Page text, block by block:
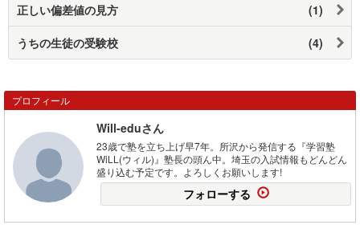
正しい偏差値の見方 (1)
うちの生徒の受験校 (4)
プロフィール
Will-eduさん
23歳で塾を立ち上げ早7年。所沢から発信する『学習塾
WiLL(ウィル)』塾長の頭ん中。埼玉の入試情報もどんどん
盛り込む予定です。よろしくお願いします!
フォローする